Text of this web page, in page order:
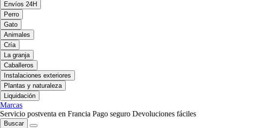
Envíos 24H
Perro
Gato
Animales
Cría
La granja
Caballeros
Instalaciones exteriores
Plantas y naturaleza
Liquidación
Marcas
Servicio postventa en Francia Pago seguro Devoluciones fáciles
Buscar